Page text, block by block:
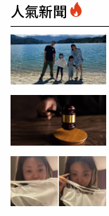
人氣新聞